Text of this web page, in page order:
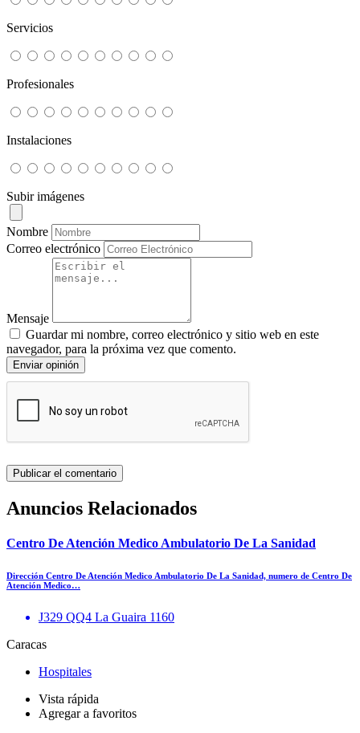
Servicios
Profesionales
Instalaciones
Subir imágenes
Nombre
Correo electrónico
Mensaje
Guardar mi nombre, correo electrónico y sitio web en este
navegador, para la próxima vez que comento.
Enviar opinión
Anuncios Relacionados
Centro De Atención Medico Ambulatorio De La Sanidad
Dirección Centro De Atención Medico Ambulatorio De La Sanidad, numero de Centro De
Atención Medico…
J329 QQ4 La Guaira 1160
Caracas
Hospitales
Vista rápida
Agregar a favoritos